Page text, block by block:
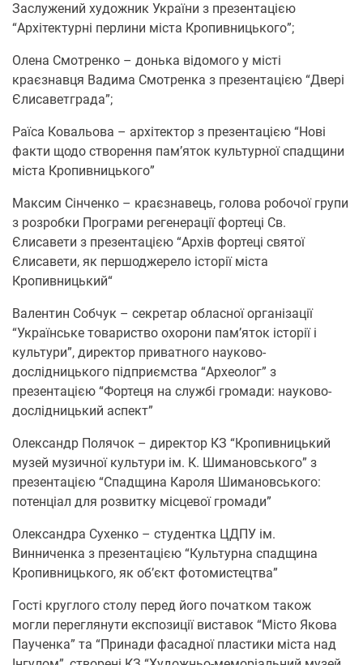
Заслужений художник України з презентацією
“Архітектурні перлини міста Кропивницького”;
Олена Смотренко – донька відомого у місті
краєзнавця Вадима Смотренка з презентацією “Двері
Єлисаветграда”;
Раїса Ковальова – архітектор з презентацією “Нові
факти щодо створення пам’яток культурної спадщини
міста Кропивницького”
Максим Сінченко – краєзнавець, голова робочої групи
з розробки Програми регенерації фортеці Св.
Єлисавети з презентацією “Архів фортеці святої
Єлисавети, як першоджерело історії міста
Кропивницький“
Валентин Собчук – секретар обласної організації
“Українське товариство охорони пам’яток історії і
культури”, директор приватного науково-
дослідницького підприємства “Археолог” з
презентацією “Фортеця на службі громади: науково-
дослідницький аспект”
Олександр Полячок – директор КЗ “Кропивницький
музей музичної культури ім. К. Шимановського” з
презентацією “Спадщина Кароля Шимановського:
потенціал для розвитку місцевої громади”
Олександра Сухенко – студентка ЦДПУ ім.
Винниченка з презентацією “Культурна спадщина
Кропивницького, як об’єкт фотомистецтва”
Гості круглого столу перед його початком також
могли переглянути експозиції виставок “Місто Якова
Паученка” та “Принади фасадної пластики міста над